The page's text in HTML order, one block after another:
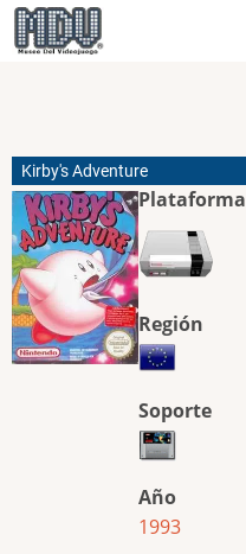
Pasar
al
Kirby's Adventure
Plataforma
Región
Soporte
Año
1993